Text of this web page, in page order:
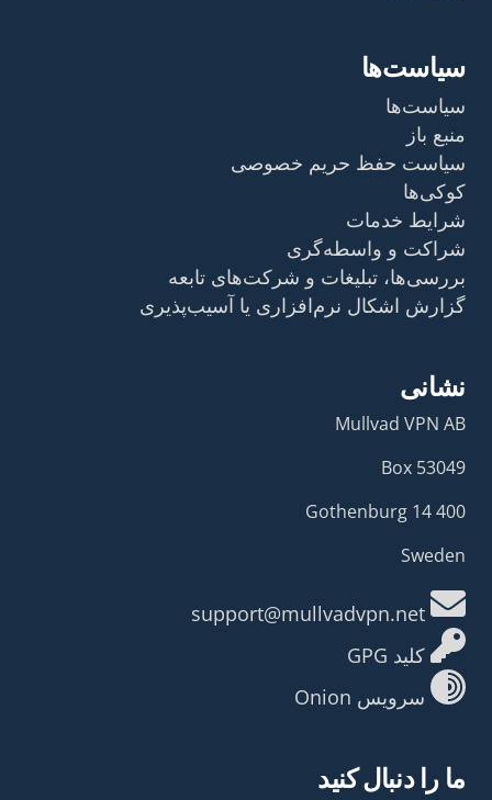
سیاست‌ها
سیاست‌ها
منبع باز
سیاست حفظ حریم خصوصی
کوکی‌ها
شرایط خدمات
شراکت و واسطه‌گری
بررسی‌ها، تبلیغات و شرکت‌های تابعه
گزارش اشکال نرم‌افزاری یا آسیب‌پذیری
نشانی
Mullvad VPN AB
Box 53049
400 14 Gothenburg
Sweden
کلید GPG
سرویس Onion
ما را دنبال کنید